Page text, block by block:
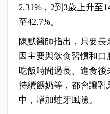
2.31%，2到3歲上升至
至42.7%。
陳默醫師指出，只要
因主要與飲食習慣和
吃飯時間過長、進食
持續餵奶等，都會讓
中，增加蛀牙風險。